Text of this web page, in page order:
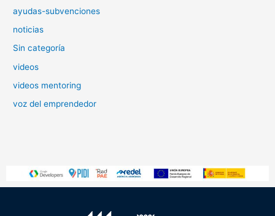
ayudas-subvenciones
noticias
Sin categoría
videos
videos mentoring
voz del emprendedor